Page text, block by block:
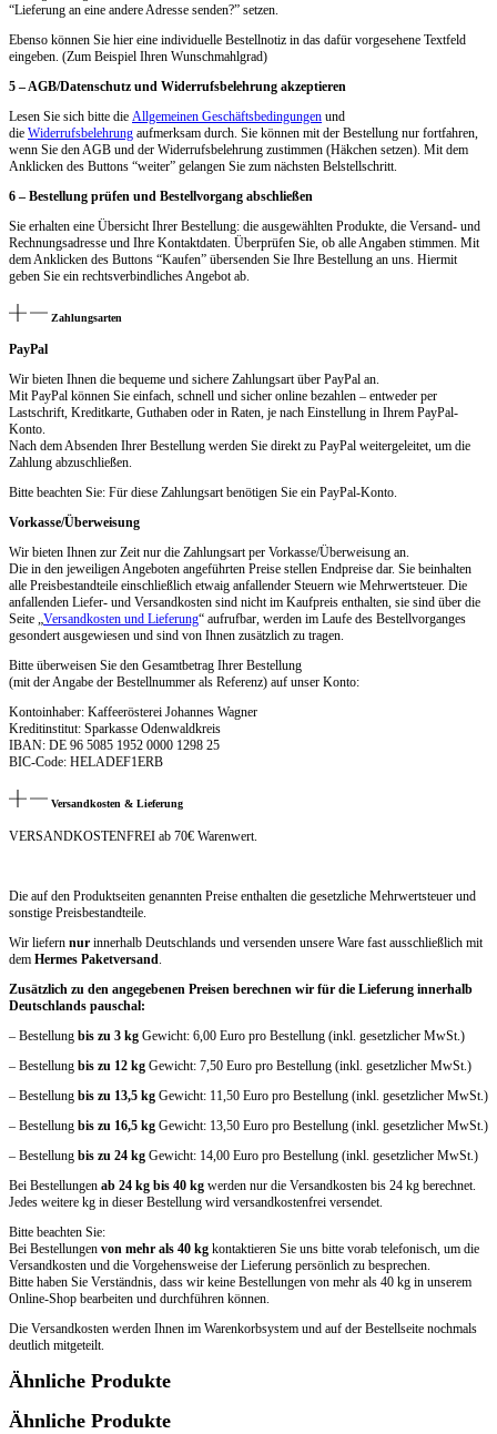
“Lieferung an eine andere Adresse senden?” setzen.
Ebenso können Sie hier eine individuelle Bestellnotiz in das dafür vorgesehene Textfeld
eingeben. (Zum Beispiel Ihren Wunschmahlgrad)
5 – AGB/Datenschutz und Widerrufsbelehrung akzeptieren
Lesen Sie sich bitte die Allgemeinen Geschäftsbedingungen und
die Widerrufsbelehrung aufmerksam durch. Sie können mit der Bestellung nur fortfahren,
wenn Sie den AGB und der Widerrufsbelehrung zustimmen (Häkchen setzen). Mit dem
Anklicken des Buttons “weiter” gelangen Sie zum nächsten Belstellschritt.
6 – Bestellung prüfen und Bestellvorgang abschließen
Sie erhalten eine Übersicht Ihrer Bestellung: die ausgewählten Produkte, die Versand- und
Rechnungsadresse und Ihre Kontaktdaten. Überprüfen Sie, ob alle Angaben stimmen. Mit
dem Anklicken des Buttons “Kaufen” übersenden Sie Ihre Bestellung an uns. Hiermit
geben Sie ein rechtsverbindliches Angebot ab.
Zahlungsarten
PayPal
Wir bieten Ihnen die bequeme und sichere Zahlungsart über PayPal an.
Mit PayPal können Sie einfach, schnell und sicher online bezahlen – entweder per
Lastschrift, Kreditkarte, Guthaben oder in Raten, je nach Einstellung in Ihrem PayPal-
Konto.
Nach dem Absenden Ihrer Bestellung werden Sie direkt zu PayPal weitergeleitet, um die
Zahlung abzuschließen.
Bitte beachten Sie: Für diese Zahlungsart benötigen Sie ein PayPal-Konto.
Vorkasse/Überweisung
Wir bieten Ihnen zur Zeit nur die Zahlungsart per Vorkasse/Überweisung an.
Die in den jeweiligen Angeboten angeführten Preise stellen Endpreise dar. Sie beinhalten
alle Preisbestandteile einschließlich etwaig anfallender Steuern wie Mehrwertsteuer. Die
anfallenden Liefer- und Versandkosten sind nicht im Kaufpreis enthalten, sie sind über die
Seite „Versandkosten und Lieferung“ aufrufbar, werden im Laufe des Bestellvorganges
gesondert ausgewiesen und sind von Ihnen zusätzlich zu tragen.
Bitte überweisen Sie den Gesamtbetrag Ihrer Bestellung
(mit der Angabe der Bestellnummer als Referenz) auf unser Konto:
Kontoinhaber: Kaffeerösterei Johannes Wagner
Kreditinstitut: Sparkasse Odenwaldkreis
IBAN: DE 96 5085 1952 0000 1298 25
BIC-Code: HELADEF1ERB
Versandkosten & Lieferung
VERSANDKOSTENFREI ab 70€ Warenwert.
Die auf den Produktseiten genannten Preise enthalten die gesetzliche Mehrwertsteuer und
sonstige Preisbestandteile.
Wir liefern nur innerhalb Deutschlands und versenden unsere Ware fast ausschließlich mit
dem Hermes Paketversand
Zusätzlich zu den angegebenen Preisen berechnen wir für die Lieferung innerhalb
Deutschlands pauschal:
– Bestellung bis zu 3 kg Gewicht: 6,00 Euro pro Bestellung (inkl. gesetzlicher MwSt.)
– Bestellung bis zu 12 kg Gewicht: 7,50 Euro pro Bestellung (inkl. gesetzlicher MwSt.)
– Bestellung bis zu 13,5 kg Gewicht: 11,50 Euro pro Bestellung (inkl. gesetzlicher MwSt.)
– Bestellung bis zu 16,5 kg Gewicht: 13,50 Euro pro Bestellung (inkl. gesetzlicher MwSt.)
– Bestellung bis zu 24 kg Gewicht: 14,00 Euro pro Bestellung (inkl. gesetzlicher MwSt.)
Bei Bestellungen ab 24 kg bis 40 kg werden nur die Versandkosten bis 24 kg berechnet.
Jedes weitere kg in dieser Bestellung wird versandkostenfrei versendet.
Bitte beachten Sie:
Bei Bestellungen von mehr als 40 kg kontaktieren Sie uns bitte vorab telefonisch, um die
Versandkosten und die Vorgehensweise der Lieferung persönlich zu besprechen.
Bitte haben Sie Verständnis, dass wir keine Bestellungen von mehr als 40 kg in unserem
Online-Shop bearbeiten und durchführen können.
Die Versandkosten werden Ihnen im Warenkorbsystem und auf der Bestellseite nochmals
deutlich mitgeteilt.
Ähnliche Produkte
Ähnliche Produkte